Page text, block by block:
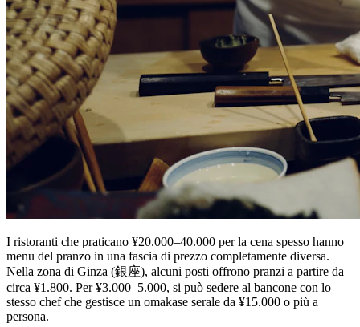
I ristoranti che praticano ¥20.000–40.000 per la cena spesso hanno
menu del pranzo in una fascia di prezzo completamente diversa.
Nella zona di Ginza (銀座), alcuni posti offrono pranzi a partire da
circa ¥1.800. Per ¥3.000–5.000, si può sedere al bancone con lo
stesso chef che gestisce un omakase serale da ¥15.000 o più a
persona.